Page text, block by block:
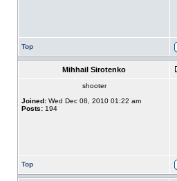
Top
Mihhail Sirotenko
shooter
Joined: Wed Dec 08, 2010 01:22 am
Posts: 194
Top